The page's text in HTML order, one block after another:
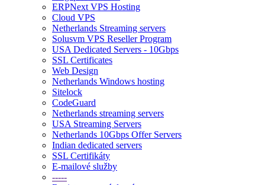
ERPNext VPS Hosting
Cloud VPS
Netherlands Streaming servers
Solusvm VPS Reseller Program
USA Dedicated Servers - 10Gbps
SSL Certificates
Web Design
Netherlands Windows hosting
Sitelock
CodeGuard
Netherlands streaming servers
USA Streaming Servers
Netherlands 10Gbps Offer Servers
Indian dedicated servers
SSL Certifikáty
E-mailové služby
-----